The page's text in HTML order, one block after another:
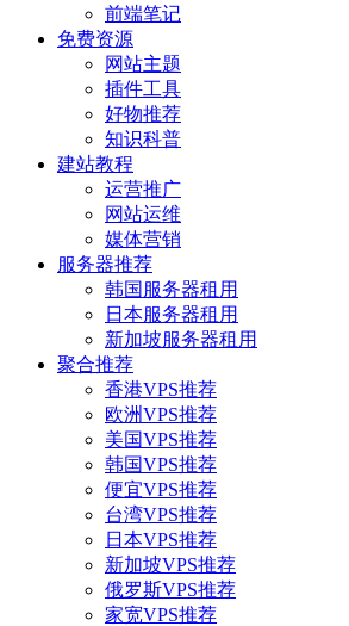
前端笔记
免费资源
网站主题
插件工具
好物推荐
知识科普
建站教程
运营推广
网站运维
媒体营销
服务器推荐
韩国服务器租用
日本服务器租用
新加坡服务器租用
聚合推荐
香港VPS推荐
欧洲VPS推荐
美国VPS推荐
韩国VPS推荐
便宜VPS推荐
台湾VPS推荐
日本VPS推荐
新加坡VPS推荐
俄罗斯VPS推荐
家宽VPS推荐